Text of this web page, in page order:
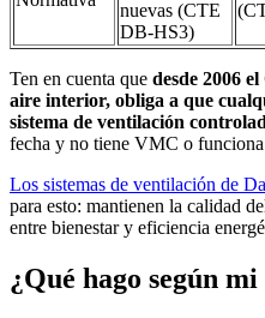
nuevas (CTE
DB-HS3)
Ten en cuenta que desde 2006
aire interior, obliga a que
sistema de ventilación
fecha y no tiene VMC o
Los sistemas de ventilación de
para esto: mantienen la calidad
entre bienestar y eficiencia
¿Qué hago según